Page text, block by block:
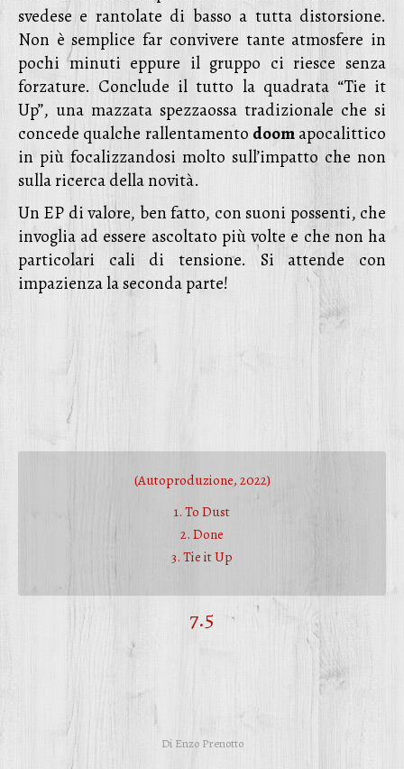
svedese e rantolate di basso a tutta distorsione.
Non è semplice far convivere tante atmosfere in
pochi minuti eppure il gruppo ci riesce senza
forzature. Conclude il tutto la quadrata “Tie it
Up”, una mazzata spezzaossa tradizionale che si
concede qualche rallentamento doomapocalittico
in più focalizzandosi molto sull’impatto che non
sulla ricerca della novità.
Un EP di valore, ben fatto, con suoni possenti, che
invoglia ad essere ascoltato più volte e che non ha
particolari cali di tensione. Si attende con
impazienza la seconda parte!
(Autoproduzione, 2022)
1. To Dust
2. Done
3. Tie it Up
7.5
Di Enzo Prenotto